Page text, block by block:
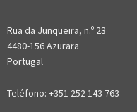
Rua da Junqueira, n.º 23
4480-156 Azurara
Portugal
Teléfono: +351 252 143 763